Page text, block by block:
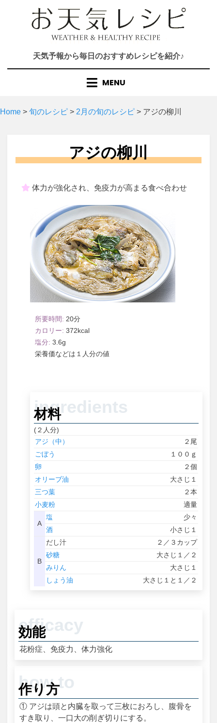
天気予報から毎日のおすすめレシピを紹介♪
MENU
Home > 旬のレシピ > 2月の旬のレシピ > アジの柳川
アジの柳川
体力が強化され、免疫力が高まる食べ合わせ
20
372
3.6
１人分
材料
(２人分)
アジ（中）
２尾
ごぼう
１００ｇ
卵
２個
オリーブ油
大さじ１
三つ葉
２本
小麦粉
適量
A
塩
少々
酒
小さじ１
B
だし汁
２／３カップ
砂糖
大さじ１／２
みりん
大さじ１
しょう油
大さじ１と１／２
効能
花粉症、免疫力、体力強化
作り方
① アジは頭と内臓を取って三枚におろし、腹骨を
すき取り、一口大の削ぎ切りにする。